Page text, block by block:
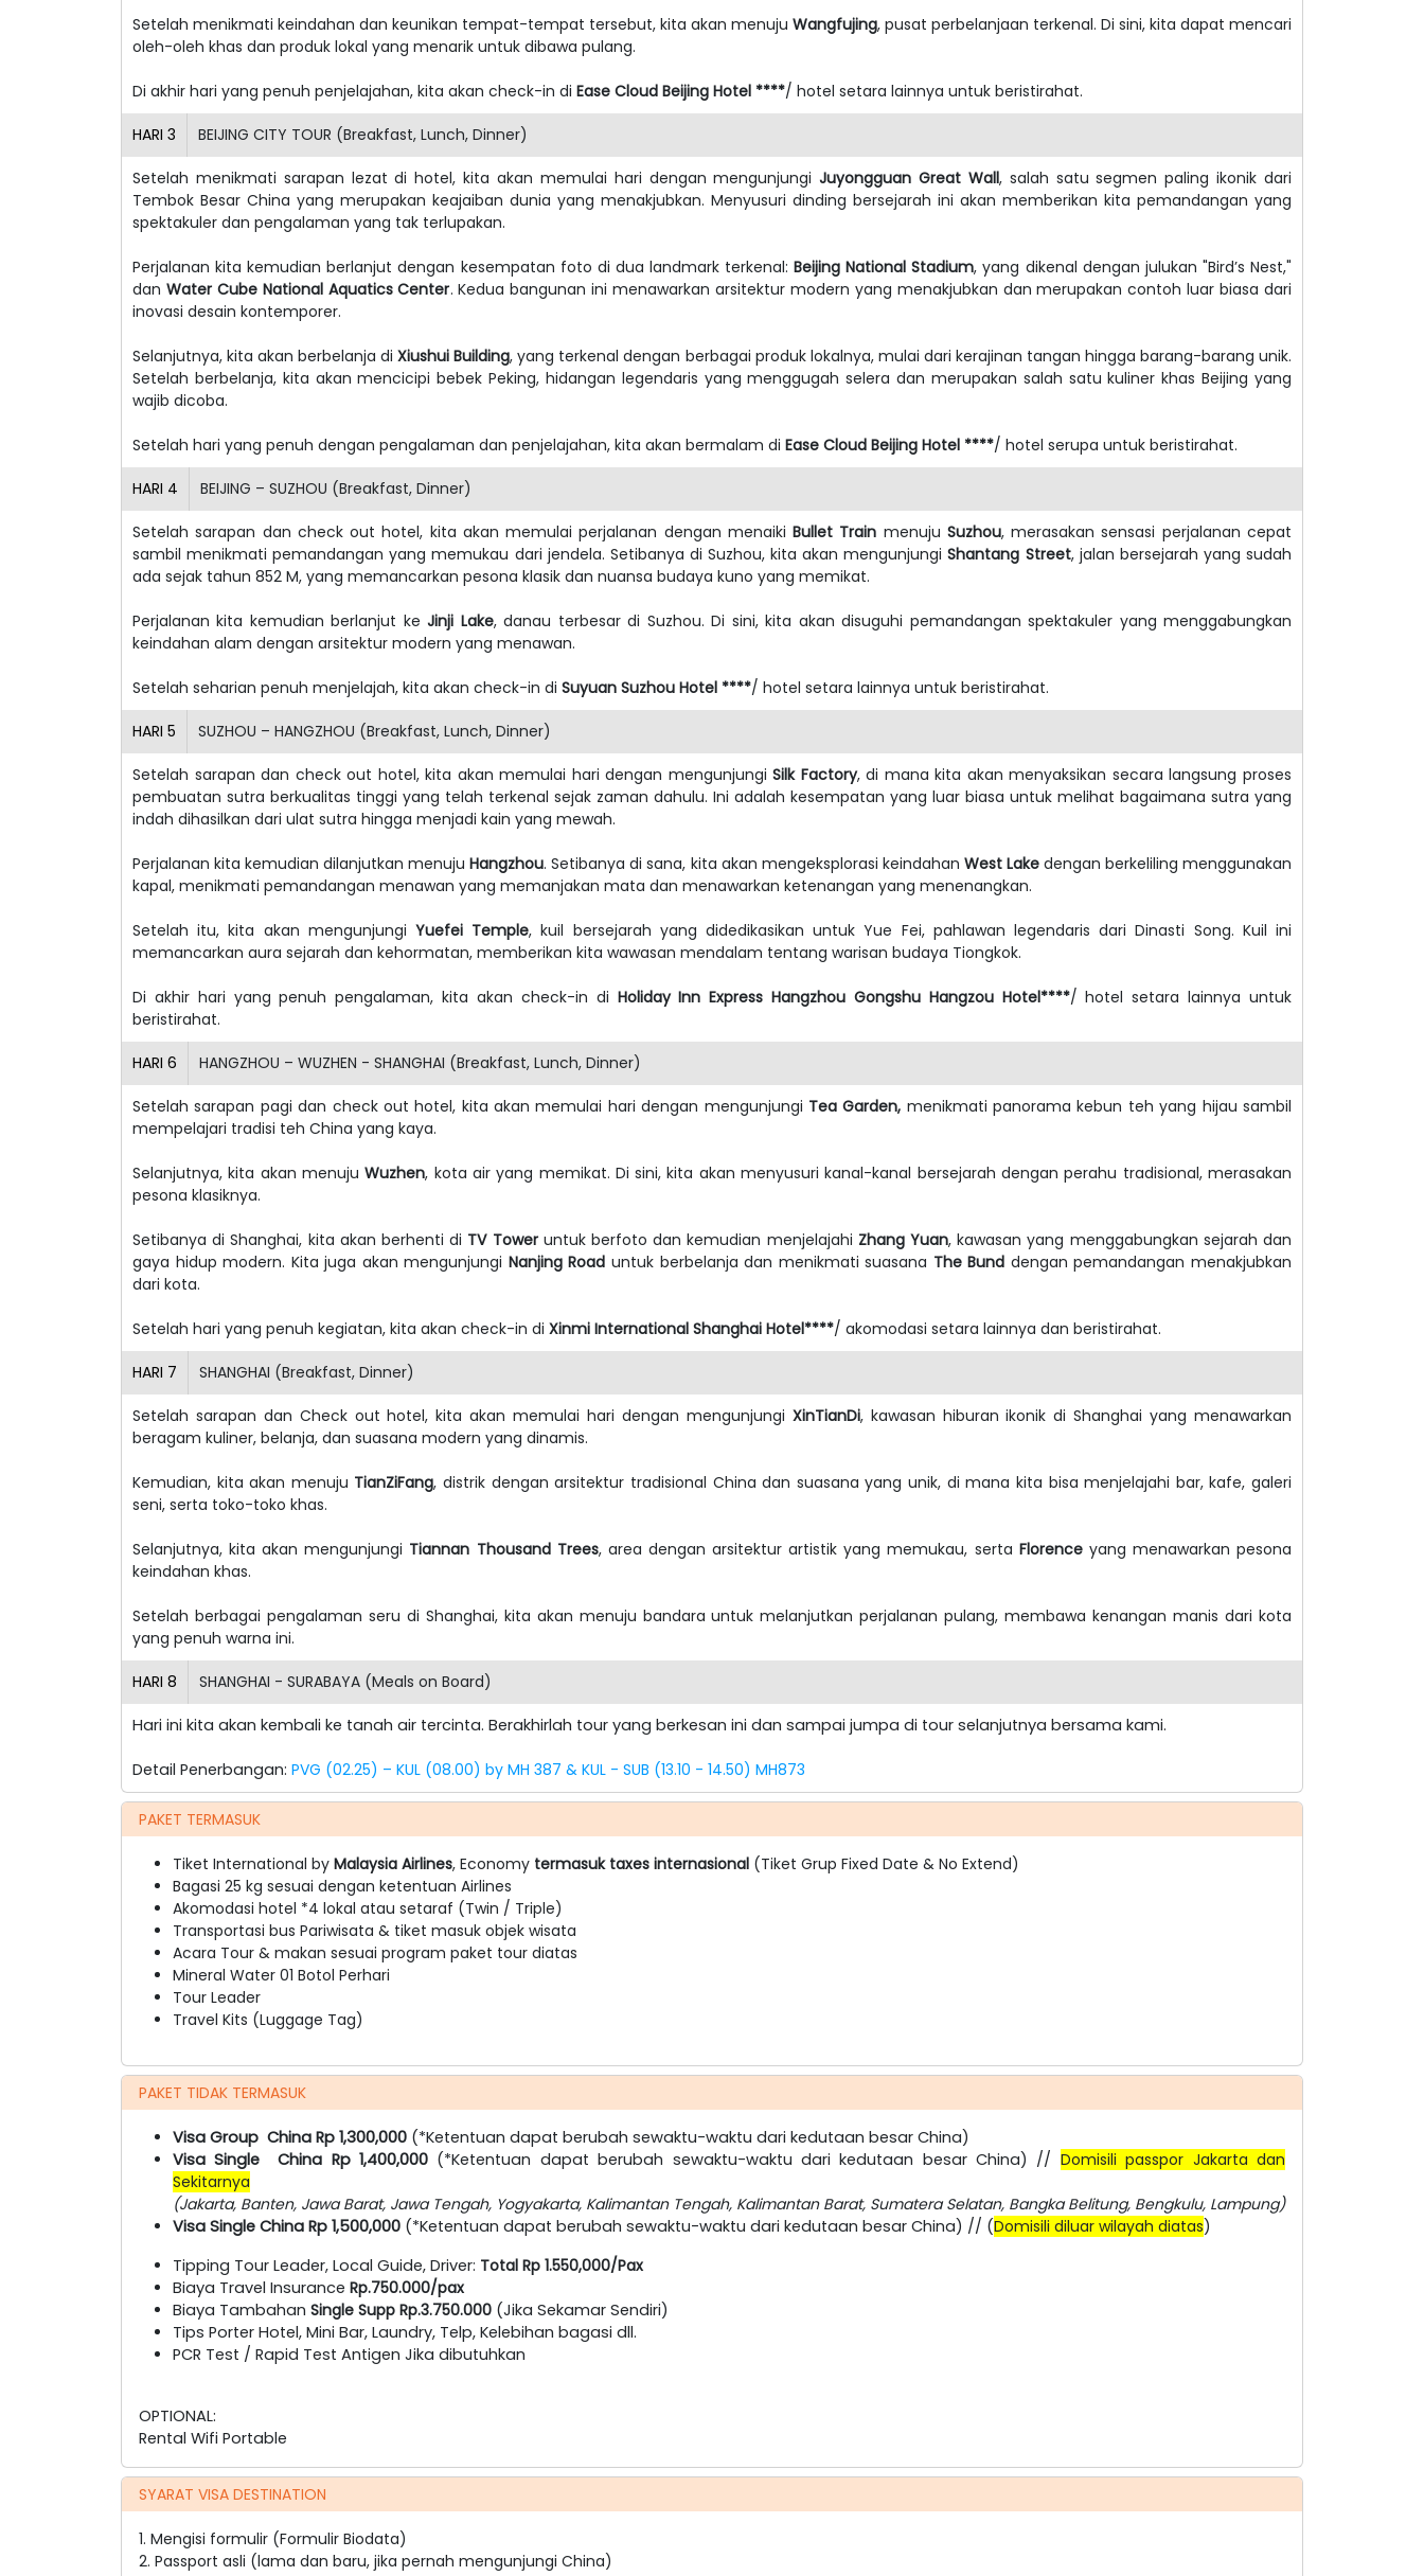
Setelah menikmati keindahan dan keunikan tempat-tempat tersebut, kita akan menuju Wangfujing, pusat perbelanjaan terkenal. Di sini, kita dapat mencari
oleh-oleh khas dan produk lokal yang menarik untuk dibawa pulang.
Di akhir hari yang penuh penjelajahan, kita akan check-in di Ease Cloud Beijing Hotel ****/ hotel setara lainnya untuk beristirahat.
HARI 3 BEIJING CITY TOUR (Breakfast, Lunch, Dinner)
Setelah menikmati sarapan lezat di hotel, kita akan memulai hari dengan mengunjungiJuyongguan Great Wall, salah satu segmen paling ikonik dari
Tembok Besar China yang merupakan keajaiban dunia yang menakjubkan. Menyusuri dinding bersejarah ini akan memberikan kita pemandangan yang
spektakuler dan pengalaman yang tak terlupakan.
Perjalanan kita kemudian berlanjut dengan kesempatan foto di dua landmark terkenal:Beijing National Stadium, yang dikenal dengan julukan "Bird’s Nest,"
dan Water Cube National Aquatics Center. Kedua bangunan ini menawarkan arsitektur modern yang menakjubkan dan merupakan contoh luar biasa dari
inovasi desain kontemporer.
Selanjutnya, kita akan berbelanja diXiushui Building, yang terkenal dengan berbagai produk lokalnya, mulai dari kerajinan tangan hingga barang-barang unik.
Setelah berbelanja, kita akan mencicipi bebek Peking, hidangan legendaris yang menggugah selera dan merupakan salah satu kuliner khas Beijing yang
wajib dicoba.
Setelah hari yang penuh dengan pengalaman dan penjelajahan, kita akan bermalam di Ease Cloud Beijing Hotel ****/ hotel serupa untuk beristirahat.
HARI 4 BEIJING – SUZHOU (Breakfast, Dinner)
Setelah sarapan dan check out hotel, kita akan memulai perjalanan dengan menaikiBullet Train menuju Suzhou, merasakan sensasi perjalanan cepat
sambil menikmati pemandangan yang memukau dari jendela. Setibanya di Suzhou, kita akan mengunjungiShantang Street, jalan bersejarah yang sudah
ada sejak tahun 852 M, yang memancarkan pesona klasik dan nuansa budaya kuno yang memikat.
Perjalanan kita kemudian berlanjut keJinji Lake, danau terbesar di Suzhou. Di sini, kita akan disuguhi pemandangan spektakuler yang menggabungkan
keindahan alam dengan arsitektur modern yang menawan.
Setelah seharian penuh menjelajah, kita akan check-in di Suyuan Suzhou Hotel ****/ hotel setara lainnya untuk beristirahat.
HARI 5 SUZHOU – HANGZHOU (Breakfast, Lunch, Dinner)
Setelah sarapan dan check out hotel, kita akan memulai hari dengan mengunjungiSilk Factory, di mana kita akan menyaksikan secara langsung proses
pembuatan sutra berkualitas tinggi yang telah terkenal sejak zaman dahulu. Ini adalah kesempatan yang luar biasa untuk melihat bagaimana sutra yang
indah dihasilkan dari ulat sutra hingga menjadi kain yang mewah.
Perjalanan kita kemudian dilanjutkan menujuHangzhou. Setibanya di sana, kita akan mengeksplorasi keindahan West Lakedengan berkeliling menggunakan
kapal, menikmati pemandangan menawan yang memanjakan mata dan menawarkan ketenangan yang menenangkan.
Setelah itu, kita akan mengunjungi Yuefei Temple, kuil bersejarah yang didedikasikan untuk Yue Fei, pahlawan legendaris dari Dinasti Song. Kuil ini
memancarkan aura sejarah dan kehormatan, memberikan kita wawasan mendalam tentang warisan budaya Tiongkok.
Di akhir hari yang penuh pengalaman, kita akan check-in di Holiday Inn Express Hangzhou Gongshu Hangzou Hotel****/ hotel setara lainnya untuk
beristirahat.
HARI 6 HANGZHOU – WUZHEN - SHANGHAI (Breakfast, Lunch, Dinner)
Setelah sarapan pagi dan check out hotel, kita akan memulai hari dengan mengunjungi Tea Garden, menikmati panorama kebun teh yang hijau sambil
mempelajari tradisi teh China yang kaya.
Selanjutnya, kita akan menujuWuzhen, kota air yang memikat. Di sini, kita akan menyusuri kanal-kanal bersejarah dengan perahu tradisional, merasakan
pesona klasiknya.
Setibanya di Shanghai, kita akan berhenti di TV Toweruntuk berfoto dan kemudian menjelajahi Zhang Yuan, kawasan yang menggabungkan sejarah dan
gaya hidup modern. Kita juga akan mengunjungi Nanjing Road untuk berbelanja dan menikmati suasana The Bund dengan pemandangan menakjubkan
dari kota.
Setelah hari yang penuh kegiatan, kita akan check-in di Xinmi International Shanghai Hotel****/ akomodasi setara lainnya dan beristirahat.
HARI 7 SHANGHAI (Breakfast, Dinner)
Setelah sarapan dan Check out hotel, kita akan memulai hari dengan mengunjungi XinTianDi, kawasan hiburan ikonik di Shanghai yang menawarkan
beragam kuliner, belanja, dan suasana modern yang dinamis.
Kemudian, kita akan menuju TianZiFang, distrik dengan arsitektur tradisional China dan suasana yang unik, di mana kita bisa menjelajahi bar, kafe, galeri
seni, serta toko-toko khas.
Selanjutnya, kita akan mengunjungi Tiannan Thousand Trees, area dengan arsitektur artistik yang memukau, serta Florenceyang menawarkan pesona
keindahan khas.
Setelah berbagai pengalaman seru di Shanghai, kita akan menuju bandara untuk melanjutkan perjalanan pulang, membawa kenangan manis dari kota
yang penuh warna ini.
HARI 8 SHANGHAI - SURABAYA (Meals on Board)
Hari ini kita akan kembali ke tanah air tercinta. Berakhirlah tour yang berkesan ini dan sampai jumpa di tour selanjutnya bersama kami.
Detail Penerbangan: PVG (02.25) – KUL (08.00) by MH 387 & KUL - SUB (13.10 - 14.50) MH873
PAKET TERMASUK
Tiket International by Malaysia Airlines, Economy termasuk taxes internasional (Tiket Grup Fixed Date & No Extend)
Bagasi 25 kg sesuai dengan ketentuan Airlines
Akomodasi hotel *4 lokal atau setaraf (Twin / Triple)
Transportasi bus Pariwisata & tiket masuk objek wisata
Acara Tour & makan sesuai program paket tour diatas
Mineral Water 01 Botol Perhari
Tour Leader
Travel Kits (Luggage Tag)
PAKET TIDAK TERMASUK
Visa Group China Rp 1,300,000 (*Ketentuan dapat berubah sewaktu-waktu dari kedutaan besar China)
Visa Single China Rp 1,400,000(*Ketentuan dapat berubah sewaktu-waktu dari kedutaan besar China) // Domisili passpor Jakarta dan
Sekitarnya
(Jakarta, Banten, Jawa Barat, Jawa Tengah, Yogyakarta, Kalimantan Tengah, Kalimantan Barat, Sumatera Selatan, Bangka Belitung, Bengkulu, Lampung)
Visa Single China Rp 1,500,000 (*Ketentuan dapat berubah sewaktu-waktu dari kedutaan besar China) // (Domisili diluar wilayah diatas)
Tipping Tour Leader, Local Guide, Driver: Total Rp 1.550,000/Pax
Biaya Travel Insurance Rp.750.000/pax
Biaya Tambahan Single Supp Rp.3.750.000 (Jika Sekamar Sendiri)
Tips Porter Hotel, Mini Bar, Laundry, Telp, Kelebihan bagasi dll.
PCR Test / Rapid Test Antigen Jika dibutuhkan
OPTIONAL:
Rental Wifi Portable
SYARAT VISA DESTINATION
1. Mengisi formulir (Formulir Biodata)
2. Passport asli (lama dan baru, jika pernah mengunjungi China)